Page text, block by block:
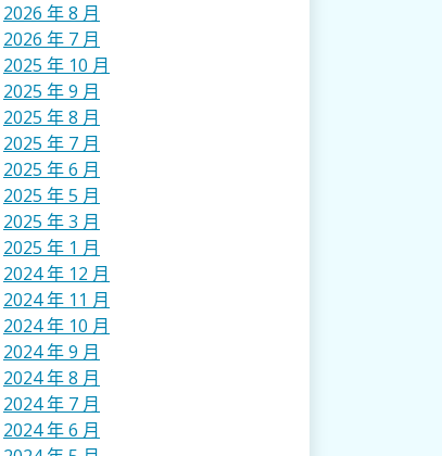
2026 年 8 月
2026 年 7 月
2025 年 10 月
2025 年 9 月
2025 年 8 月
2025 年 7 月
2025 年 6 月
2025 年 5 月
2025 年 3 月
2025 年 1 月
2024 年 12 月
2024 年 11 月
2024 年 10 月
2024 年 9 月
2024 年 8 月
2024 年 7 月
2024 年 6 月